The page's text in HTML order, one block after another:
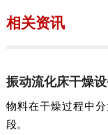
相关资讯
振动流化床干燥
物料在干燥过程中
段。